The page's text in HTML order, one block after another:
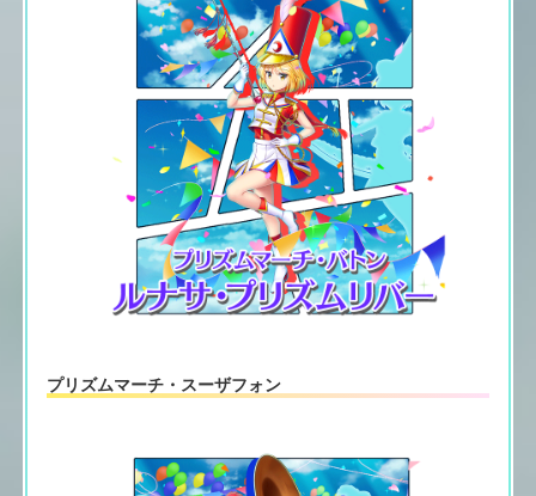
プリズムマーチ・スーザフォン